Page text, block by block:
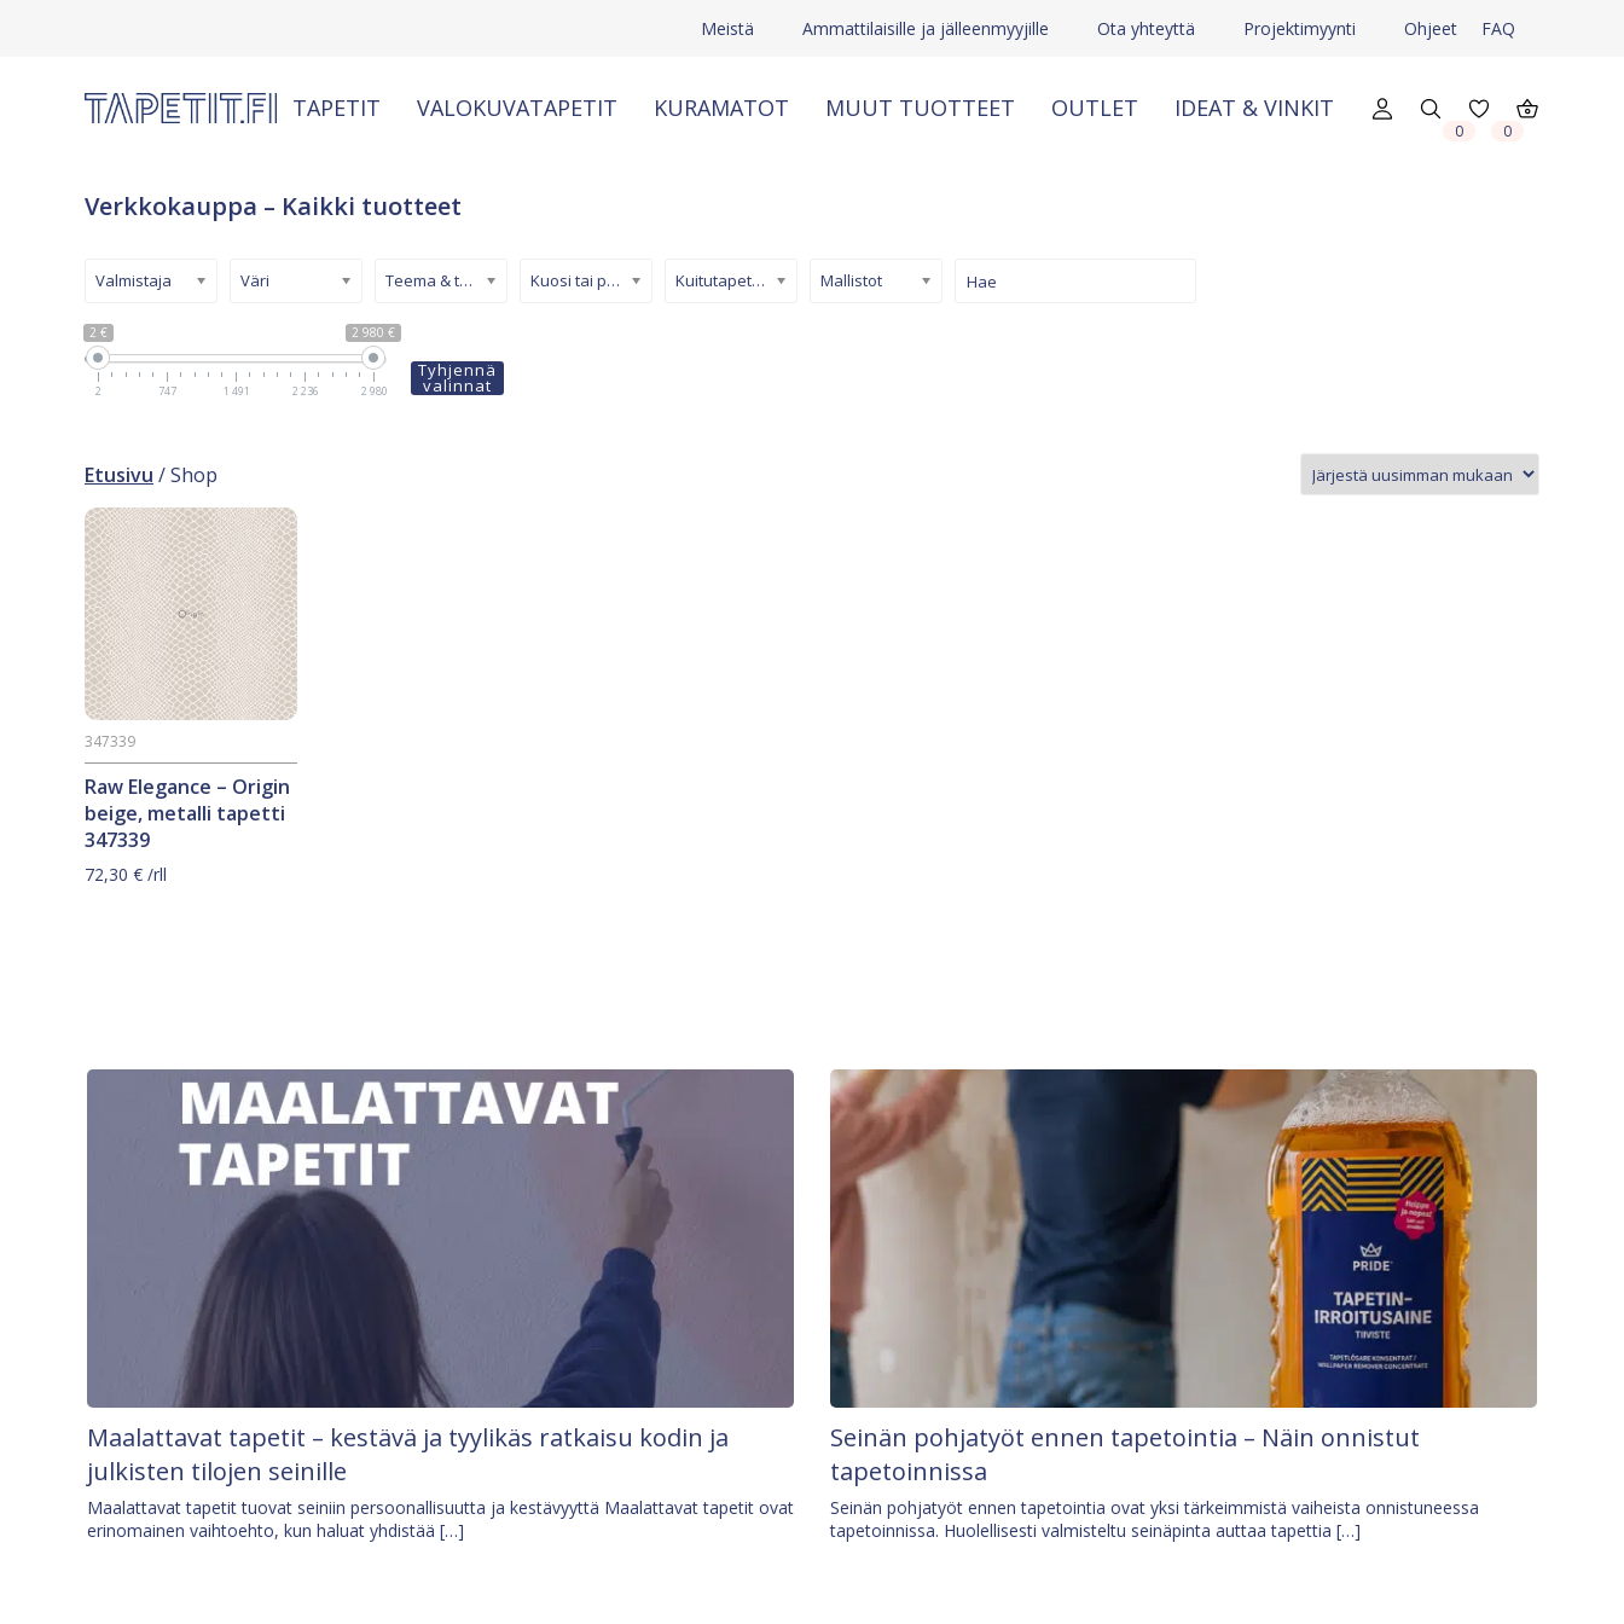
Meistä Ammattilaisille ja jälleenmyyjille Ota yhteyttä Projektimyynti Ohjeet FAQ
TAPETIT VALOKUVATAPETIT KURAMATOT MUUT TUOTTEET OUTLET IDEAT & VINKIT
0 0
Verkkokauppa – Kaikki tuotteet
2 € 2 980 €
2 747 1 491 2 236 2 980
Valmistaja Väri Teema & tyyli Kuosi tai pinta Kuitutapetti (non-woven) Mallistot
Tyhjennä
valinnat
Etusivu / Shop
Raw Elegance – Origin
beige, metalli tapetti
347339
347339
72,30 € /rll
Maalattavat tapetit – kestävä ja tyylikäs ratkaisu kodin ja
julkisten tilojen seinille
Maalattavat tapetit tuovat seiniin persoonallisuutta ja kestävyyttä Maalattavat tapetit ovat
erinomainen vaihtoehto, kun haluat yhdistää […]
Seinän pohjatyöt ennen tapetointia – Näin onnistut
tapetoinnissa
Seinän pohjatyöt ennen tapetointia ovat yksi tärkeimmistä vaiheista onnistuneessa
tapetoinnissa. Huolellisesti valmisteltu seinäpinta auttaa tapettia […]